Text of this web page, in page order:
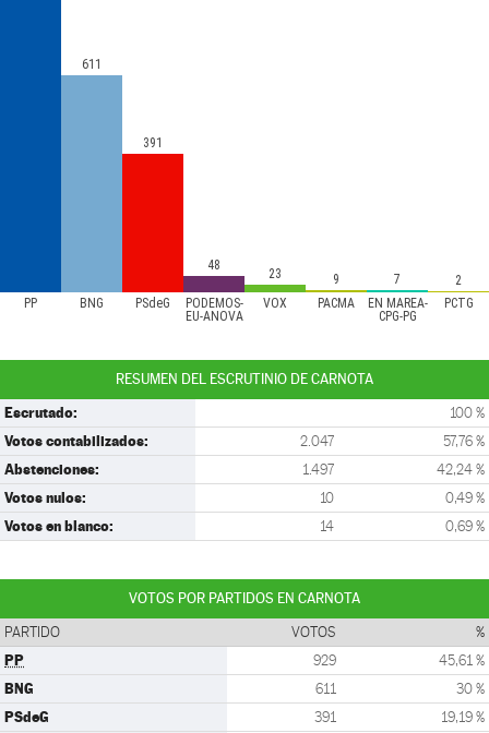
PP BNG PSdeG
PODEMOS-
EU-ANOVA
VOX PACMA
EN MAREA-
CPG-PG
PCTG
611
391
48
23 9 7 2
RESUMEN DEL ESCRUTINIO DE CARNOTA
Escrutado: 100 %
Votos contabilizados: 2.047 57,76 %
Abstenciones: 1.497 42,24 %
Votos nulos: 10 0,49 %
Votos en blanco: 14 0,69 %
VOTOS POR PARTIDOS EN CARNOTA
PARTIDO VOTOS %
PP 929 45,61 %
BNG 611 30 %
PSdeG 391 19,19 %